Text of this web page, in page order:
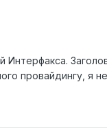
провайдингу, я